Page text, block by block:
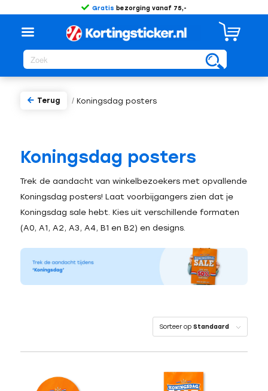
Gratis bezorging vanaf 75,-
/ Koningsdag posters
Terug
Koningsdag posters
Trek de aandacht van winkelbezoekers met opvallende
Koningsdag posters! Laat voorbijgangers zien dat je
Koningsdag sale hebt. Kies uit verschillende formaten
(A0, A1, A2, A3, A4, B1 en B2) en designs.
Sorteer opStandaard